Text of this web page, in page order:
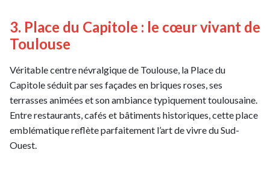
3. Place du Capitole : le cœur vivant de
Toulouse
Véritable centre névralgique de Toulouse, la Place du
Capitole séduit par ses façades en briques roses, ses
terrasses animées et son ambiance typiquement toulousaine.
Entre restaurants, cafés et bâtiments historiques, cette place
emblématique reflète parfaitement l’art de vivre du Sud-
Ouest.